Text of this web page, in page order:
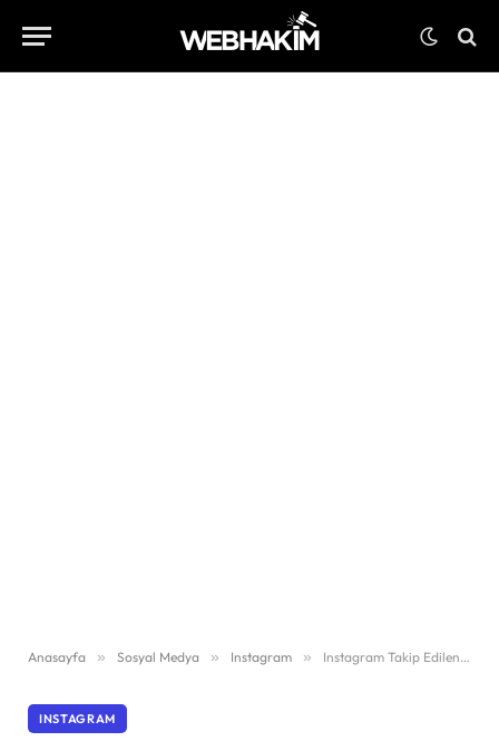
Anasayfa » Sosyal Medya » Instagram » Instagram Takip Edilenleri Toplu Silme (2025) — En Güvenli ve En Hızlı Yöntemler
INSTAGRAM